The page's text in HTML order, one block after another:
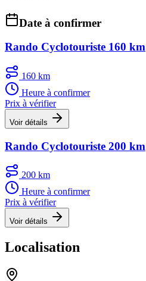
Date à confirmer
Rando Cyclotouriste 160 km
160 km
Heure à confirmer
Prix à vérifier
Voir détails
Rando Cyclotouriste 200 km
200 km
Heure à confirmer
Prix à vérifier
Voir détails
Localisation